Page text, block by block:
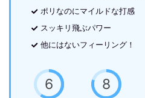
ポリなのにマイルドな打感
スッキリ飛ぶパワー
他にはないフィーリング！
6 8